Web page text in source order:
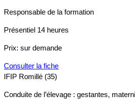
Responsable de la formation
Présentiel 14 heures
Prix: sur demande
Consulter la fiche
IFIP Romillé (35)
Conduite de l’élevage : gestantes,